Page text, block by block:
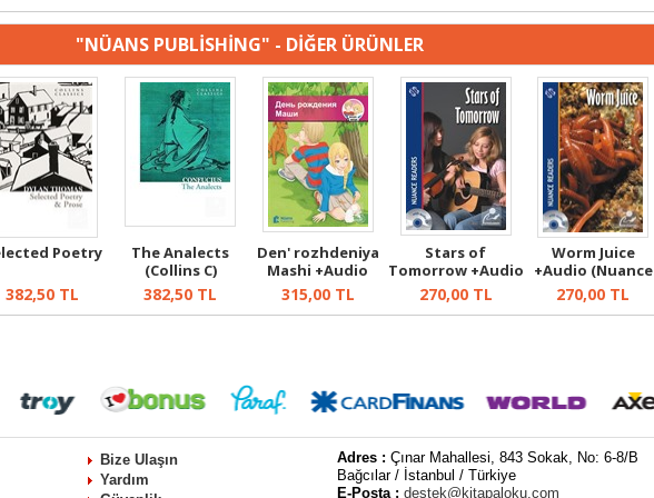
"NÜANS PUBLİSHİNG" - DİĞER ÜRÜNLER
Poetry
382,50 TL
The Analects
(Collins C)
382,50 TL
Den' rozhdeniya
Mashi +Audio
(День рожде...
315,00TL
Stars of
Tomorrow +Audio
(Nuance
Readers...
270,00TL
Worm Juice
+Audio (Nuance
Readers Level ...
270,00 TL
Bize Ulaşın
Yardım
Adres :Çınar Mahallesi, 843 Sokak, No: 6-8/B
Bağcılar / İstanbul / Türkiye
E-Posta :destek@kitapaloku.com